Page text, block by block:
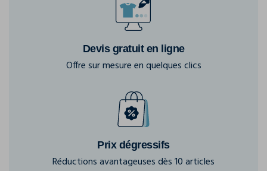
Devis gratuit en ligne
Offre sur mesure en quelques clics
Prix dégressifs
Réductions avantageuses dès 10 articles